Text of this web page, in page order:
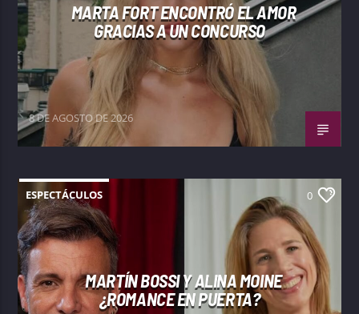
MARTA FORT ENCONTRÓ EL AMOR
GRACIAS A UN CONCURSO
8 DE AGOSTO DE 2026
ESPECTÁCULOS 0
MARTÍN BOSSI Y ALINA MOINE
¿ROMANCE EN PUERTA?